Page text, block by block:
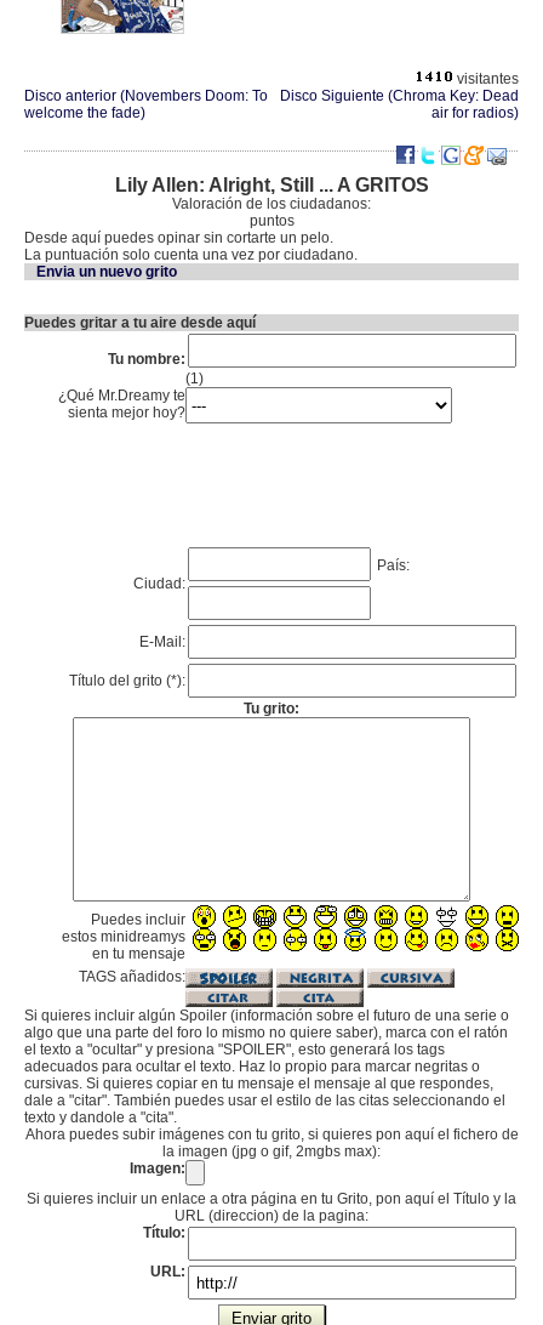
visitantes
Disco anterior (Novembers Doom: To
welcome the fade)
Disco Siguiente (Chroma Key: Dead
air for radios)
Lily Allen: Alright, Still ... A GRITOS
Valoración de los ciudadanos:
puntos
Desde aquí puedes opinar sin cortarte un pelo.
La puntuación solo cuenta una vez por ciudadano.
Envia un nuevo grito
Puedes gritar a tu aire desde aquí
Tu nombre:
(1)
¿Qué Mr.Dreamy te
sienta mejor hoy?
Ciudad:
País:
E-Mail:
Título del grito (*):
Tu grito:
Puedes incluir
estos minidreamys
en tu mensaje
TAGS añadidos:
Si quieres incluir algún Spoiler (información sobre el futuro de una serie o
algo que una parte del foro lo mismo no quiere saber), marca con el ratón
el texto a "ocultar" y presiona "SPOILER", esto generará los tags
adecuados para ocultar el texto. Haz lo propio para marcar negritas o
cursivas. Si quieres copiar en tu mensaje el mensaje al que respondes,
dale a "citar". También puedes usar el estilo de las citas seleccionando el
texto y dandole a "cita".
Ahora puedes subir imágenes con tu grito, si quieres pon aquí el fichero de
la imagen (jpg o gif, 2mgbs max):
Imagen:
Si quieres incluir un enlace a otra página en tu Grito, pon aquí el Título y la
URL (direccion) de la pagina:
Título:
URL: